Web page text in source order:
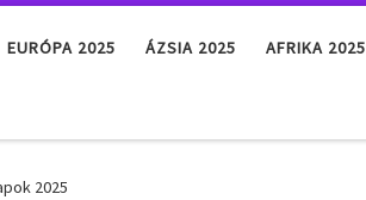
EURÓPA 2025 ÁZSIA 2025 AFRIKA 2025
2025